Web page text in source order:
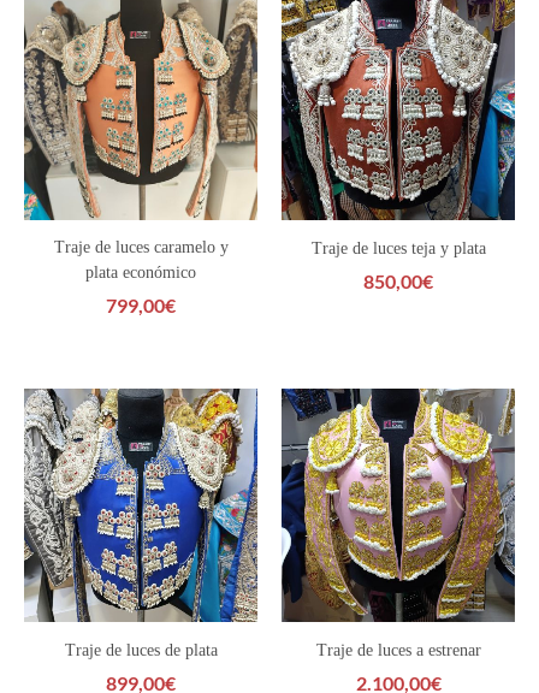
Traje de luces caramelo y
plata económico
799,00€
Traje de luces teja y plata
850,00€
Traje de luces de plata
899,00€
Traje de luces a estrenar
2.100,00€